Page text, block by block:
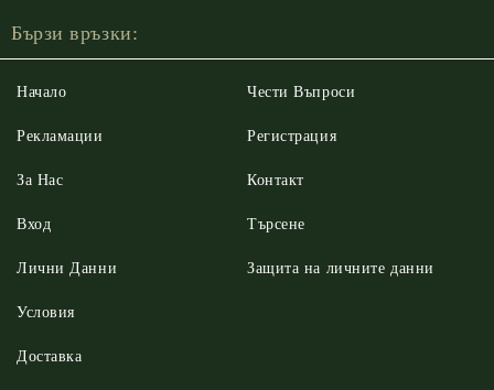
Бързи връзки:
Начало
Рекламации
За Нас
Вход
Чести Въпроси
Регистрация
Контакт
Търсене
Лични Данни
Условия
Доставка
Защита на личните данни